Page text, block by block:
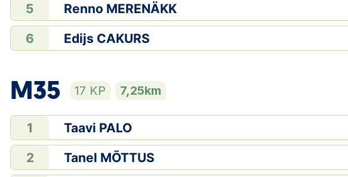
5 Renno MERENÄKK
6 Edijs CAKURS
M35 17 KP 7,25km
1 Taavi PALO
2 Tanel MÕTTUS